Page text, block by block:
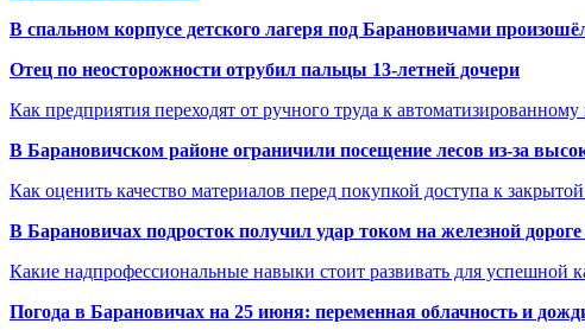
В спальном корпусе детского лагеря под Барановичами
Отец по неосторожности отрубил пальцы 13-летней дочери
Как предприятия переходят от ручного труда к автоматизированному
В Барановичском районе ограничили посещение лесов из-за
Как оценить качество материалов перед покупкой доступа к
В Барановичах подросток получил удар током на железной
Какие надпрофессиональные навыки стоит развивать для успешной
Погода в Барановичах на 25 июня: переменная облачность и